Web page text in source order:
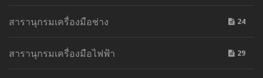
สารานุกรมเครื่องมือช่าง 24
สารานุกรมเครื่องมือไฟฟ้า 29